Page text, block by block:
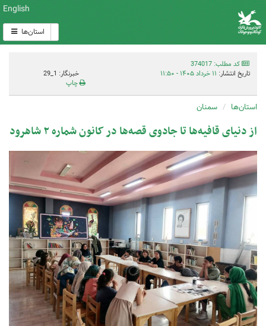
English
استان‌ها
کد مطلب: 374017
تاریخ انتشار: ۱۱ خرداد ۱۴۰۵ - ۱۱:۵۰
خبرنگار: 1_29
چاپ
استان‌ها سمنان
از دنیای قافیه‌ها تا جادوی قصه‌ها در کانون شماره ۲ شاهرود